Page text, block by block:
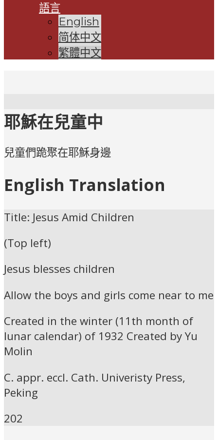
語言
English
简体中文
繁體中文
耶穌在兒童中
兒童們跪聚在耶穌身邊
English Translation
Title: Jesus Amid Children
(Top left)
Jesus blesses children
Allow the boys and girls come near to me
Created in the winter (11th month of
lunar calendar) of 1932 Created by Yu
Molin
C. appr. eccl. Cath. Univeristy Press,
Peking
202